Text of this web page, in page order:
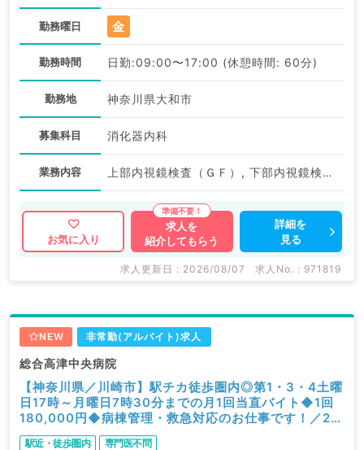
勤務曜日 金
勤務時間 日勤:09:00〜17:00 (休憩時間: 60分)
勤務地 神奈川県大和市
募集科目 消化器内科
業務内容 上部内視鏡検査（ＧＦ）, 下部内視鏡検査（ＣＦ）
お気に入り
求人を
紹介してもらう
詳細を
見る
求人更新日 : 2026/08/07 求人No. : 971819
NEW 非常勤(アルバイト)求人
総合高津中央病院
【神奈川県／川崎市】駅チカ徒歩圏内◎第1・3・4土曜
日17時～月曜日7時30分までの月1回当直バイト◆1回
180,000円◆病棟管理・救急対応のお仕事です！／2次
救急指定病院（科目不問／非常勤）
駅近・徒歩圏内 専門医不問